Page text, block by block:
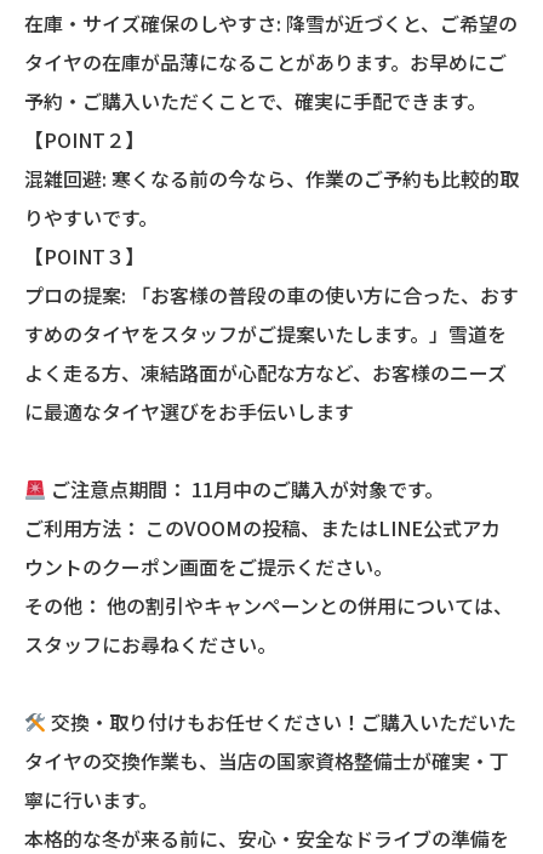
在庫・サイズ確保のしやすさ: 降雪が近づくと、ご希望の
タイヤの在庫が品薄になることがあります。お早めにご
予約・ご購入いただくことで、確実に手配できます。
【POINT２】
混雑回避: 寒くなる前の今なら、作業のご予約も比較的取
りやすいです。
【POINT３】
プロの提案: 「お客様の普段の車の使い方に合った、おす
すめのタイヤをスタッフがご提案いたします。」雪道を
よく走る方、凍結路面が心配な方など、お客様のニーズ
に最適なタイヤ選びをお手伝いします
ご注意点期間： 11月中のご購入が対象です。
ご利用方法： このVOOMの投稿、またはLINE公式アカ
ウントのクーポン画面をご提示ください。
その他： 他の割引やキャンペーンとの併用については、
スタッフにお尋ねください。
交換・取り付けもお任せください！ご購入いただいた
タイヤの交換作業も、当店の国家資格整備士が確実・丁
寧に行います。
本格的な冬が来る前に、安心・安全なドライブの準備を